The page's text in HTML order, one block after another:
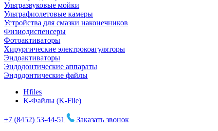
Ультразвуковые мойки
Ультрафиолетовые камеры
Устройства для смазки наконечников
Физиодиспенсеры
Фотоактиваторы
Хирургические электрокоагуляторы
Эндоактиваторы
Эндодонтические аппараты
Эндодонтические файлы
Hfiles
К-Файлы (K-File)
+7 (8452) 53-44-51
Заказать звонок